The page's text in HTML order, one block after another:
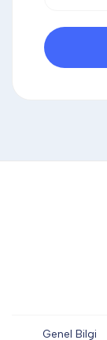
Genel Bilgi